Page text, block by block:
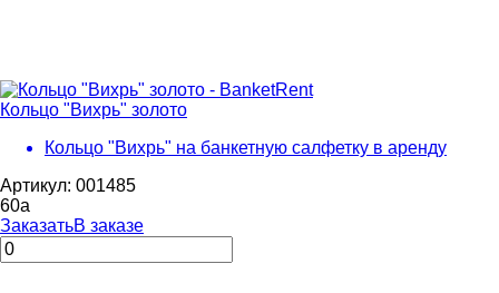
Кольцо "Вихрь" золото
Кольцо "Вихрь" на банкетную салфетку в аренду
Артикул: 001485
60a
ЗаказатьВ заказе